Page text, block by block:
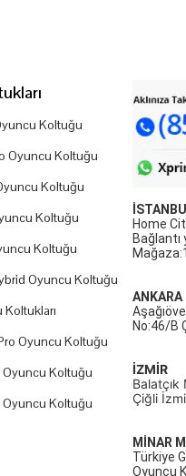
Koltuğu
Oyuncu Koltuğu
Koltuğu
Koltuğu
Koltuğu
Oyuncu Koltuğu
Oyuncu Koltuğu
Koltuğu
Koltuğu
Home
Bağlantı
ANKARA
No:46/B
İZMİR
Çiğli
MİNAR
Türkiye
Oyuncu